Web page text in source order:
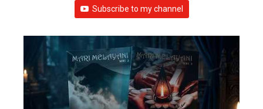
Subscribe to my channel